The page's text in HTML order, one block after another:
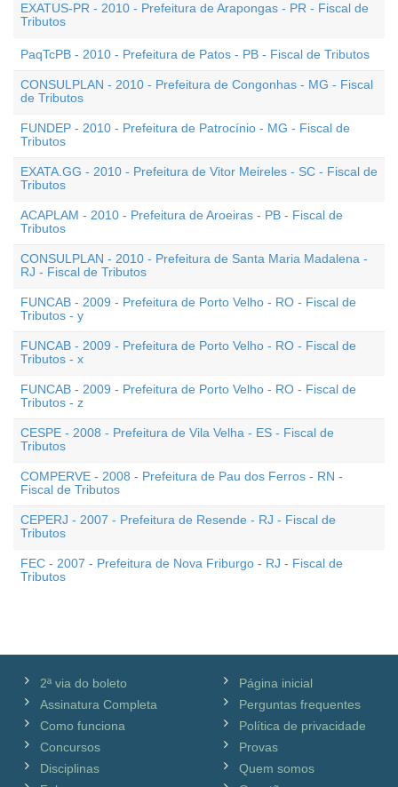
EXATUS-PR - 2010 - Prefeitura de Arapongas - PR - Fiscal de
Tributos
PaqTcPB - 2010 - Prefeitura de Patos - PB - Fiscal de Tributos
CONSULPLAN - 2010 - Prefeitura de Congonhas - MG - Fiscal
de Tributos
FUNDEP - 2010 - Prefeitura de Patrocínio - MG - Fiscal de
Tributos
EXATA.GG - 2010 - Prefeitura de Vitor Meireles - SC - Fiscal de
Tributos
ACAPLAM - 2010 - Prefeitura de Aroeiras - PB - Fiscal de
Tributos
CONSULPLAN - 2010 - Prefeitura de Santa Maria Madalena -
RJ - Fiscal de Tributos
FUNCAB - 2009 - Prefeitura de Porto Velho - RO - Fiscal de
Tributos - y
FUNCAB - 2009 - Prefeitura de Porto Velho - RO - Fiscal de
Tributos - x
FUNCAB - 2009 - Prefeitura de Porto Velho - RO - Fiscal de
Tributos - z
CESPE - 2008 - Prefeitura de Vila Velha - ES - Fiscal de
Tributos
COMPERVE - 2008 - Prefeitura de Pau dos Ferros - RN -
Fiscal de Tributos
CEPERJ - 2007 - Prefeitura de Resende - RJ - Fiscal de
Tributos
FEC - 2007 - Prefeitura de Nova Friburgo - RJ - Fiscal de
Tributos
2ª via do boleto
Assinatura Completa
Como funciona
Concursos
Disciplinas
Página inicial
Perguntas frequentes
Política de privacidade
Provas
Quem somos